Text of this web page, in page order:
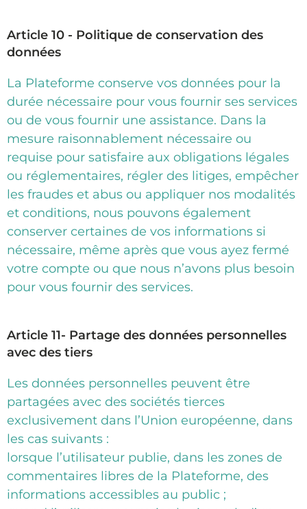
Article 10 - Politique de conservation des
données
La Plateforme conserve vos données pour la
durée nécessaire pour vous fournir ses services
ou de vous fournir une assistance. Dans la
mesure raisonnablement nécessaire ou
requise pour satisfaire aux obligations légales
ou réglementaires, régler des litiges, empêcher
les fraudes et abus ou appliquer nos modalités
et conditions, nous pouvons également
conserver certaines de vos informations si
nécessaire, même après que vous ayez fermé
votre compte ou que nous n’avons plus besoin
pour vous fournir des services.
Article 11- Partage des données personnelles
avec des tiers
Les données personnelles peuvent être
partagées avec des sociétés tierces
exclusivement dans l’Union européenne, dans
les cas suivants :
lorsque l’utilisateur publie, dans les zones de
commentaires libres de la Plateforme, des
informations accessibles au public ;